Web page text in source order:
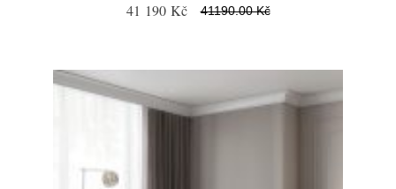
41 190 Kč 41190.00 Kč